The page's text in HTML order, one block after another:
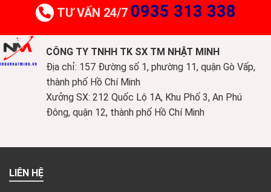
TƯ VẤN 24/7 0935 313 338
CÔNG TY TNHH TK SX TM NHẬT MINH
Địa chỉ: 157 Đường số 1, phường 11, quận Gò Vấp,
thành phố Hồ Chí Minh
Xưởng SX: 212 Quốc Lộ 1A, Khu Phố 3, An Phú
Đông, quận 12, thành phố Hồ Chí Minh
LIÊN HỆ